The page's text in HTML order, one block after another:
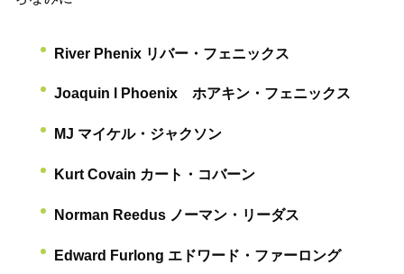
River Phenix リバー・フェニックス
Joaquin l Phoenix ホアキン・フェニックス
MJ マイケル・ジャクソン
Kurt Covain カート・コバーン
Norman Reedus ノーマン・リーダス
Edward Furlong エドワード・ファーロング